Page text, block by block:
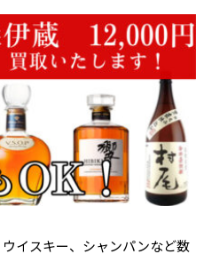
イスキー、シャンパンなど数